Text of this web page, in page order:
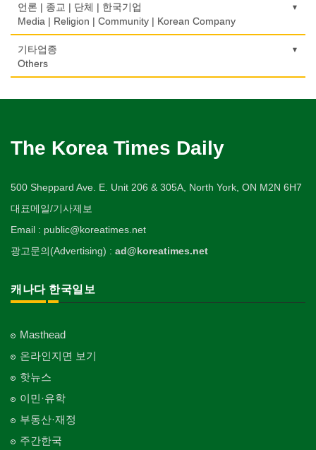
의사-산부인과
Obstetrician
의사-성형외과
Cosmetic Surgeon
Ophthalmologist
Surgeon
의사-치과
Dentist/Dental Surgeon
의사-가정의
의사-기타
Multi Specialty
의사-정신과
사진촬영
애완동물용품
Pet Shop
Fashion/Boutique
Blanket
웨딩서비스
Bridal Fashion/Wedding Service
자수
개인지도-옷수선
Private Lesson-Alteration
개인지도-어학/수학
개인지도-서예
개인지도-미술/사진
Private Lesson-Art/Photograph
Private Lesson-Ballet/Dance
Private Lesson-Flower Arrangement
개인지도-기타
Dry cleaning Equipment
악기사
열쇠
보석감정사
인쇄
장의사
직업소개 에이전트
Cleaning
카펫 청소
Carpet Cleaning
판촉물
gifts for events
Furniture Sales/Repair
Machinery Rebuilding
난방/냉동
스테이징 홈
전기공사/수리
Electric Work
정원공사/조경
Roofing
Curtain/Carpet
Wall Paper/Paint
가라지/그라지/차고
Garage Door
Car Rental
자동차-바디샵
Autobody Shop
자동차-판매/리스
자동차-견인
Towing
자동차-청소
Auto Cleaning
Dahn Centre
당구장
Billiard Club
볼링장
운동구/스포츠용품
취미/레저
Hobby/Leisure
태권도/무술
Taekwondo/Martial Arts
Translation/Interpretation/Resume Service
Law Office
회계업무
의료기
Medical Equipment
Massage
Spring Water/Water Purifier
Nursing Home
Sauna
Skin Care
화장품
Cosmetics
피트니스/헬스
Fitness
산후조리서비스
호텔/모텔/숙박
Hotel/Motel
여행/관광
Travel/Tour
언론 | 종교 | 단체 | 한국기업
Media | Religion | Community | Korean Company
기도원/수양관
Retreat Centre
Korean Businessmen's Association
Buddhist Temple
한국일보 본사 및 지국
한국정부기관
Korean Governmental Organization
한인회
Korean Cultural Association
Newspaper/TV/Radio
한국기업 현지법인/지사
Korean Enterprises In Canada
동창회-대학교
Alumni University
동창회-중·고등학교
기타업종
Others
Shoe Repair
ETC
아파트
The Korea Times Daily
500 Sheppard Ave. E. Unit 206 & 305A, North York, ON M2N 6H7
대표메일/기사제보
Email : public@koreatimes.net
광고문의(Advertising) : ad@koreatimes.net
캐나다 한국일보
Masthead
온라인지면 보기
핫뉴스
이민·유학
부동산·재정
주간한국